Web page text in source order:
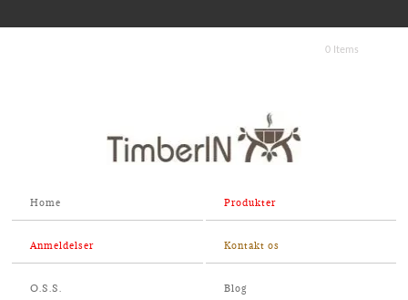
0 Items
Home Produkter
Anmeldelser Kontakt os
O.S.S. Blog